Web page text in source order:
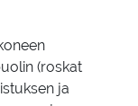
(roskat
ja